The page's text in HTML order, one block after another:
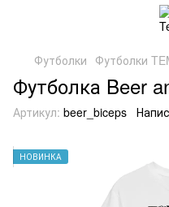
Футболки Футболки
Футболка Beer
Артикул: beer_biceps
НОВИНКА